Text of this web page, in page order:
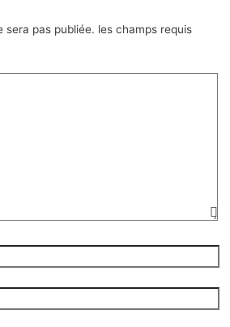
sera pas publiée. les champs requis